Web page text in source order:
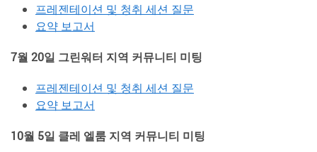
프레젠테이션 및 청취 세션 질문
요약 보고서
7월 20일 그린워터 지역 커뮤니티 미팅
프레젠테이션 및 청취 세션 질문
요약 보고서
10월 5일 클레 엘룸 지역 커뮤니티 미팅